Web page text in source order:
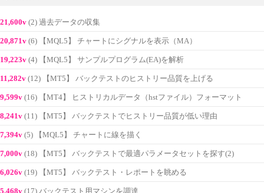
21,600v (2) 過去データの収集
20,871v (6) 【MQL5】 チャートにシグナルを表示（MA）
19,223v (4) 【MQL5】 サンプルプログラム(EA)を解析
11,282v (12) 【MT5】 バックテストのヒストリー品質を上げる
9,599v (16) 【MT4】 ヒストリカルデータ（hstファイル）フォーマット
8,241v (11) 【MT5】 バックテストでヒストリー品質が低い理由
7,394v (5) 【MQL5】 チャートに線を描く
7,000v (18) 【MT5】 バックテストで最適パラメータセットを探す(2)
6,026v (19) 【MT5】 バックテスト・レポートを眺める
5,468v (17) バックテスト用マシンを調達